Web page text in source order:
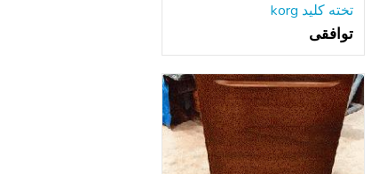
تخته کلید korg
توافقی